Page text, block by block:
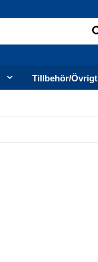
Tillbehör/Övrigt